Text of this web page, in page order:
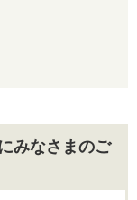
みなさまのご